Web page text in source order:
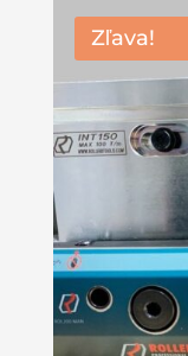
Zľava!